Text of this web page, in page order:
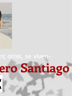
otras, se viven-
Santiago